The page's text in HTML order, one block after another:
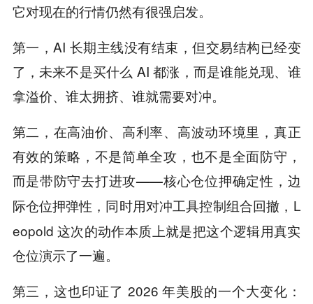
它对现在的行情仍然有很强启发。
第一，AI 长期主线没有结束，但交易结构已经变
了，未来不是买什么 AI 都涨，而是谁能兑现、谁
拿溢价、谁太拥挤、谁就需要对冲。
第二，在高油价、高利率、高波动环境里，真正
有效的策略，不是简单全攻，也不是全面防守，
而是带防守去打进攻——核心仓位押确定性，边
际仓位押弹性，同时用对冲工具控制组合回撤， L
eopold 这次的动作本质上就是把这个逻辑用真实
仓位演示了一遍。
第三，这也印证了 2026 年美股的一个大变化：